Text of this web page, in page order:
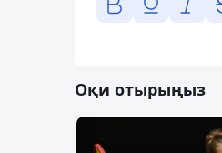
Оқи отырыңыз